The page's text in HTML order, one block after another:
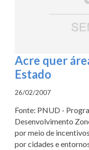
Acre quer
Estado
26/02/2007
Fonte: PNUD -
Desenvolvimento
por meio de
por cidades e